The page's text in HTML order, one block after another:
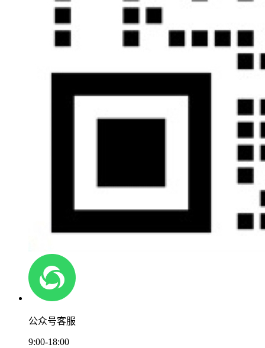
公众号客服
9:00-18:00